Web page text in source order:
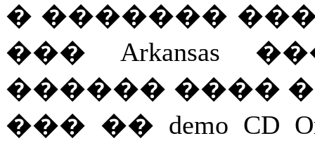
� �������
��� Arkansas
������ ����
��� �� demo